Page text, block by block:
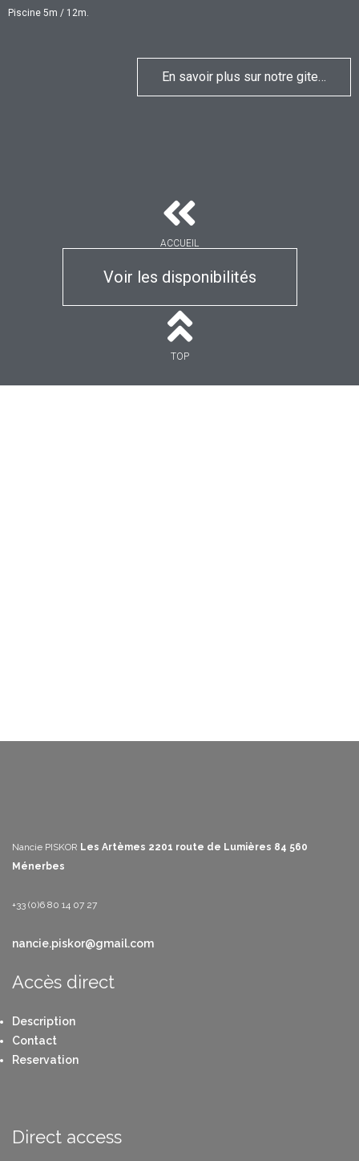
Piscine 5m / 12m.
En savoir plus sur notre gite…
ACCUEIL
Voir les disponibilités
TOP
Nancie PISKOR Les Artèmes 2201 route de Lumières 84 560
Ménerbes
+33 (0)6 80 14 07 27
nancie.piskor@gmail.com
Accès direct
Description
Contact
Reservation
Direct access